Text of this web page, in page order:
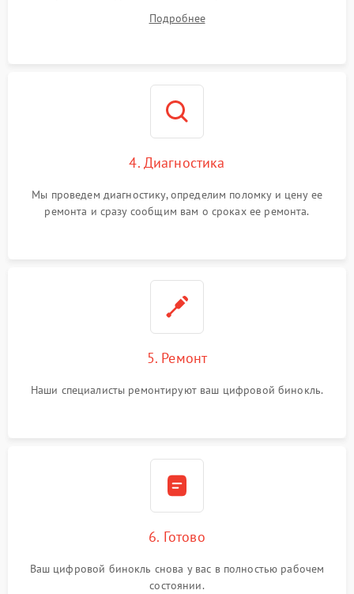
Подробнее
4. Диагностика
Мы проведем диагностику, определим поломку и цену ее
ремонта и сразу сообщим вам о сроках ее ремонта.
5. Ремонт
Наши специалисты ремонтируют ваш цифровой бинокль.
6. Готово
Ваш цифровой бинокль снова у вас в полностью рабочем
состоянии.